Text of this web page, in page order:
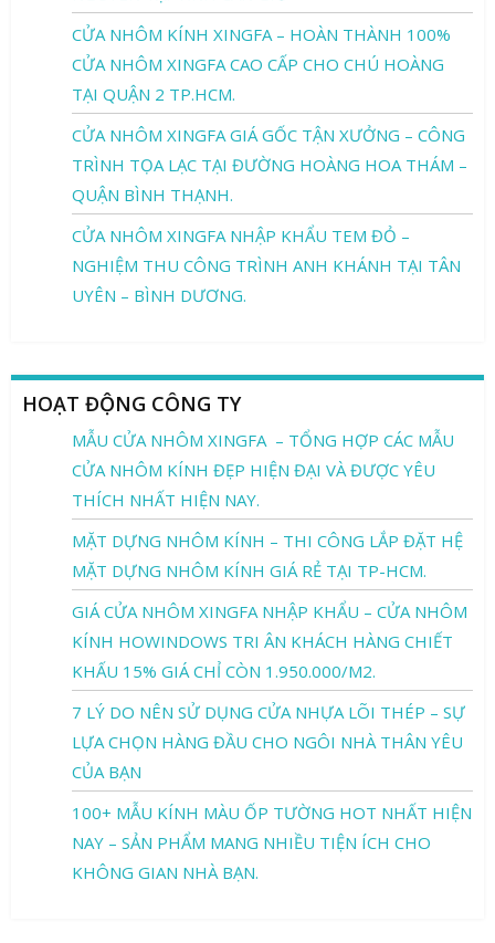
CỬA NHÔM KÍNH XINGFA – HOÀN THÀNH 100%
CỬA NHÔM XINGFA CAO CẤP CHO CHÚ HOÀNG
TẠI QUẬN 2 TP.HCM.
CỬA NHÔM XINGFA GIÁ GỐC TẬN XƯỞNG – CÔNG
TRÌNH TỌA LẠC TẠI ĐƯỜNG HOÀNG HOA THÁM –
QUẬN BÌNH THẠNH.
CỬA NHÔM XINGFA NHẬP KHẨU TEM ĐỎ –
NGHIỆM THU CÔNG TRÌNH ANH KHÁNH TẠI TÂN
UYÊN – BÌNH DƯƠNG.
HOẠT ĐỘNG CÔNG TY
MẪU CỬA NHÔM XINGFA – TỔNG HỢP CÁC MẪU
CỬA NHÔM KÍNH ĐẸP HIỆN ĐẠI VÀ ĐƯỢC YÊU
THÍCH NHẤT HIỆN NAY.
MẶT DỰNG NHÔM KÍNH – THI CÔNG LẮP ĐẶT HỆ
MẶT DỰNG NHÔM KÍNH GIÁ RẺ TẠI TP-HCM.
GIÁ CỬA NHÔM XINGFA NHẬP KHẨU – CỬA NHÔM
KÍNH HOWINDOWS TRI ÂN KHÁCH HÀNG CHIẾT
KHẤU 15% GIÁ CHỈ CÒN 1.950.000/M2.
7 LÝ DO NÊN SỬ DỤNG CỬA NHỰA LÕI THÉP – SỰ
LỰA CHỌN HÀNG ĐẦU CHO NGÔI NHÀ THÂN YÊU
CỦA BẠN
100+ MẪU KÍNH MÀU ỐP TƯỜNG HOT NHẤT HIỆN
NAY – SẢN PHẨM MANG NHIỀU TIỆN ÍCH CHO
KHÔNG GIAN NHÀ BẠN.